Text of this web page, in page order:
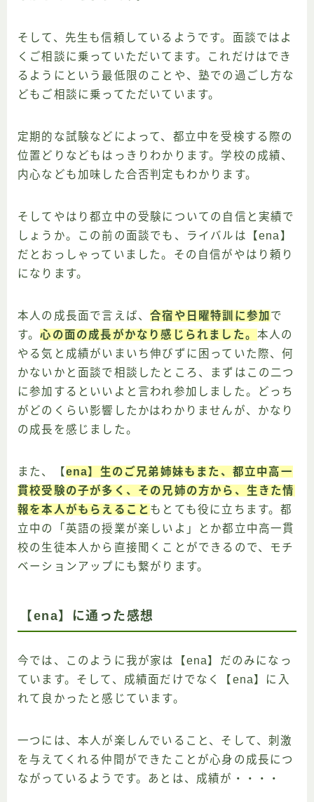
そして、先生も信頼しているようです。面談ではよ
くご相談に乗っていただいてます。これだけはでき
るようにという最低限のことや、塾での過ごし方な
どもご相談に乗ってただいています。
定期的な試験などによって、都立中を受検する際の
位置どりなどもはっきりわかります。学校の成績、
内心なども加味した合否判定もわかります。
そしてやはり都立中の受験についての自信と実績で
しょうか。この前の面談でも、ライバルは【ena】
だとおっしゃっていました。その自信がやはり頼り
になります。
本人の成長面で言えば、合宿や日曜特訓に参加 で
す。心の面の成長がかなり感じられました。本人の
やる気と成績がいまいち伸びずに困っていた際、何
かないかと面談で相談したところ、まずはこの二つ
に参加するといいよと言われ参加しました。どっち
がどのくらい影響したかはわかりませんが、かなり
の成長を感じました。
また、【ena】生のご兄弟姉妹もまた、都立中高一
貫校受験の子が多く、その兄姉の方から、生きた情
報を本人がもらえること もとても役に立ちます。都
立中の「英語の授業が楽しいよ」とか都立中高一貫
校の生徒本人から直接聞くことができるので、モチ
ベーションアップにも繋がります。
【ena】に通った感想
今では、このように我が家は【ena】だのみになっ
ています。そして、成績面だけでなく【ena】に入
れて良かったと感じています。
一つには、本人が楽しんでいること、そして、刺激
を与えてくれる仲間ができたことが心身の成長につ
ながっているようです。あとは、成績が・・・・